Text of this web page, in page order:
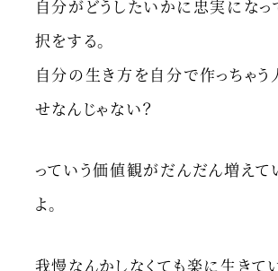
自分がどうしたいかに忠実にな
択をする。
自分の生き方を自分で作っちゃ
せなんじゃない？
っていう価値観がだんだん増えて
よ。
我慢なんかしなくても楽に生きて